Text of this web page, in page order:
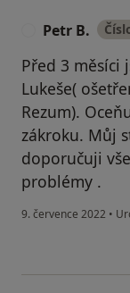
Petr B.
Před 3 měsíci
Lukeše(
Rezum).
zákroku. Můj
doporučuji
problémy .
9. července 2022 •